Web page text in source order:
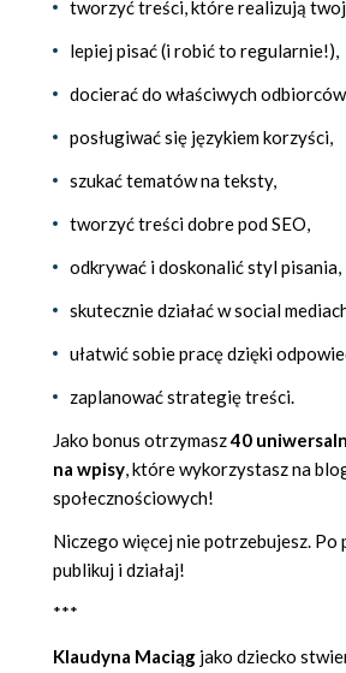
tworzyć treści, które realizują
lepiej pisać (i robić to regularnie!),
docierać do właściwych
posługiwać się językiem korzyści,
szukać tematów na teksty,
tworzyć treści dobre pod SEO,
odkrywać i doskonalić styl pisania,
skutecznie działać w social
ułatwić sobie pracę dzięki
zaplanować strategię treści.
Jako bonus otrzymasz40
na wpisy, które wykorzystasz na
społecznościowych!
Niczego więcej nie potrzebujesz. Po
publikuj i działaj!
***
Klaudyna Maciąg jako dziecko